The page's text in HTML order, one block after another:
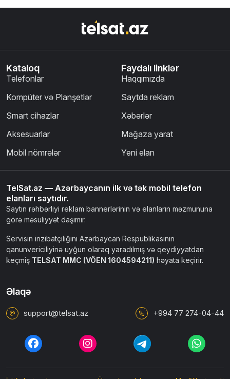
Kataloq
Telefonlar
Kompüter və Planşetlər
Smart cihazlar
Aksesuarlar
Mobil nömrələr
Faydalı linklər
Haqqımızda
Saytda reklam
Xəbərlər
Mağaza yarat
Yeni elan
TelSat.az — Azərbaycanın ilk və tək mobil telefon
elanları saytıdır.
Saytın rəhbərliyi reklam bannerlərinin və elanların məzmununa
görə məsuliyyət daşımır.
Servisin inzibatçılığını Azərbaycan Respublikasının
qanunvericiliyinə uyğun olaraq yaradılmış və qeydiyyatdan
keçmiş TELSAT MMC (VÖEN 1604594211) həyata keçirir.
Əlaqə
support@telsat.az +994 77 274-04-44